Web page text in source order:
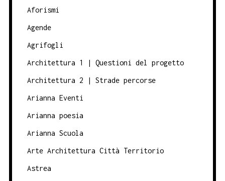
Aforismi
Agende
Agrifogli
Architettura 1 | Questioni del progetto
Architettura 2 | Strade percorse
Arianna Eventi
Arianna poesia
Arianna Scuola
Arte Architettura Città Territorio
Astrea